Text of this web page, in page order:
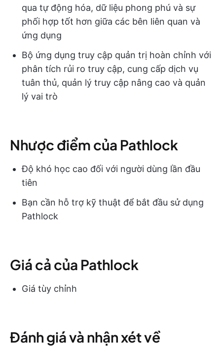
qua tự động hóa, dữ liệu phong phú và sự
phối hợp tốt hơn giữa các bên liên quan và
ứng dụng
Bộ ứng dụng truy cập quản trị hoàn chỉnh với
phân tích rủi ro truy cập, cung cấp dịch vụ
tuân thủ, quản lý truy cập nâng cao và quản
lý vai trò
Nhược điểm của Pathlock
Độ khó học cao đối với người dùng lần đầu
tiên
Bạn cần hỗ trợ kỹ thuật để bắt đầu sử dụng
Pathlock
Giá cả của Pathlock
Giá tùy chỉnh
Đánh giá và nhận xét về